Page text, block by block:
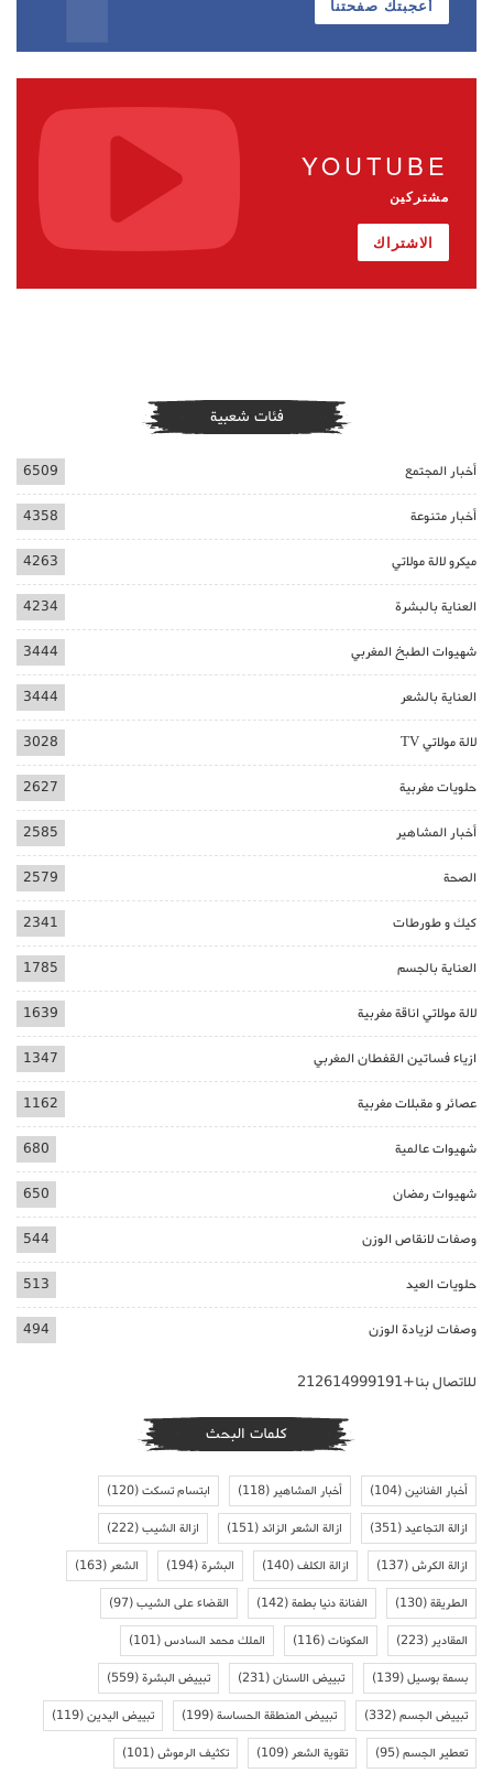
أعجبتك صفحتنا
YOUTUBE
مشتركين
الاشتراك
فئات شعبية
أخبار المجتمع 6509
أخبار متنوعة 4358
ميكرو لالة مولاتي 4263
العناية بالبشرة 4234
شهيوات الطبخ المغربي 3444
العناية بالشعر 3444
لالة مولاتي TV 3028
حلويات مغربية 2627
أخبار المشاهير 2585
الصحة 2579
كيك و طورطات 2341
العناية بالجسم 1785
لالة مولاتي اناقة مغربية 1639
ازياء فساتين القفطان المغربي 1347
عصائر و مقبلات مغربية 1162
شهيوات عالمية 680
شهيوات رمضان 650
وصفات لانقاص الوزن 544
حلويات العيد 513
وصفات لزيادة الوزن 494
للاتصال بنا+212614999191
كلمات البحث
أخبار الفنانين(104) أخبار المشاهير(118) ابتسام تسكت(120)
ازالة التجاعيد(351) ازالة الشعر الزائد(151) ازالة الشيب(222)
ازالة الكرش(137) ازالة الكلف(140) البشرة(194) الشعر(163)
الطريقة(130) الفنانة دنيا بطمة(142) القضاء على الشيب(97)
المقادير(223) المكونات(116) الملك محمد السادس(101)
بسمة بوسيل(139) تبييض الاسنان(231) تبييض البشرة(559)
تبييض الجسم(332) تبييض المنطقة الحساسة(199) تبييض اليدين(119)
تعطير الجسم(95) تقوية الشعر(109) تكثيف الرموش(101)